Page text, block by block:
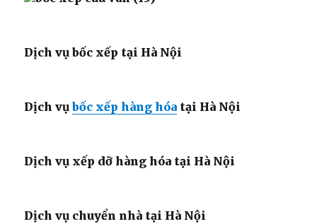
Dịch vụ bốc xếp tại Hà Nội
Dịch vụbốc xếp hàng hóa tại Hà Nội
Dịch vụ xếp dỡ hàng hóa tại Hà Nội
Dịch vụ chuyển nhà tại Hà Nội